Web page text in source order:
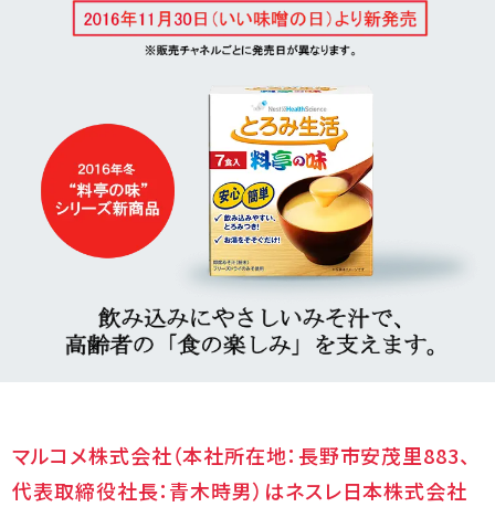
マルコメ株式会社（本社所在地：長野市安茂里883、
代表取締役社長：青木時男）はネスレ日本株式会社